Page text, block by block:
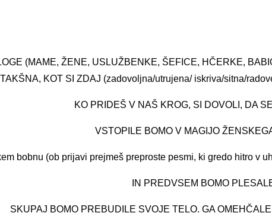
(MAME, ŽENE, USLUŽBENKE, ŠEFICE, HČERKE,
TAKŠNA, KOT SI ZDAJ (zadovoljna/utrujena/ iskriva/sitna/
KO PRIDEŠ V NAŠ KROG, SI DOVOLI, DA
VSTOPILE BOMO V MAGIJO
bobnu (ob prijavi prejmeš preproste pesmi, ki gredo hitro v
IN PREDVSEM BOMO
SKUPAJ BOMO PREBUDILE SVOJE TELO. GA